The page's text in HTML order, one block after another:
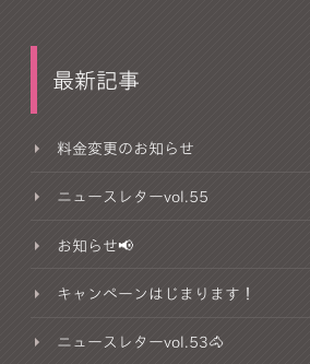
最新記事
料金変更のお知らせ
ニュースレターvol.55
お知らせ📢
キャンペーンはじまります！
ニュースレターvol.53🐴